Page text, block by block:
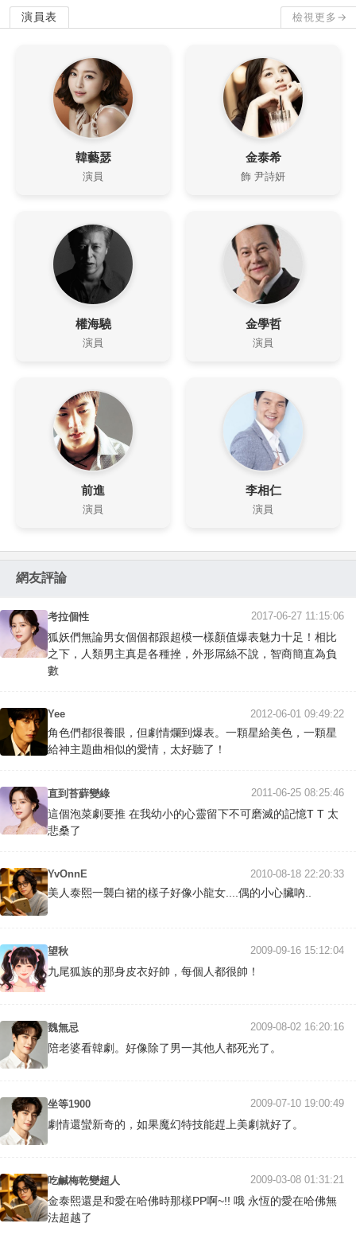
演員表 檢視更多→
韓藝瑟
演員
金泰希
飾 尹詩妍
權海驍
演員
金學哲
演員
前進
演員
李相仁
演員
網友評論
考拉個性 2017-06-27 11:15:06
狐妖們無論男女個個都跟超模一樣顏值爆表魅力十足！相比
之下，人類男主真是各種挫，外形屌絲不說，智商簡直為負
數
Yee 2012-06-01 09:49:22
角色們都很養眼，但劇情爛到爆表。一顆星給美色，一顆星
給神主題曲相似的愛情，太好聽了！
直到苔蘚變綠 2011-06-25 08:25:46
這個泡菜劇要推 在我幼小的心靈留下不可磨滅的記憶T T 太
悲桑了
YvOnnE 2010-08-18 22:20:33
美人泰熙一襲白裙的樣子好像小龍女....偶的小心臟吶..
望秋 2009-09-16 15:12:04
九尾狐族的那身皮衣好帥，每個人都很帥！
魏無忌 2009-08-02 16:20:16
陪老婆看韓劇。好像除了男一其他人都死光了。
坐等1900 2009-07-10 19:00:49
劇情還蠻新奇的，如果魔幻特技能趕上美劇就好了。
吃鹹梅乾變超人 2009-03-08 01:31:21
金泰熙還是和愛在哈佛時那樣PP啊~!! 哦 永恆的愛在哈佛無
法超越了